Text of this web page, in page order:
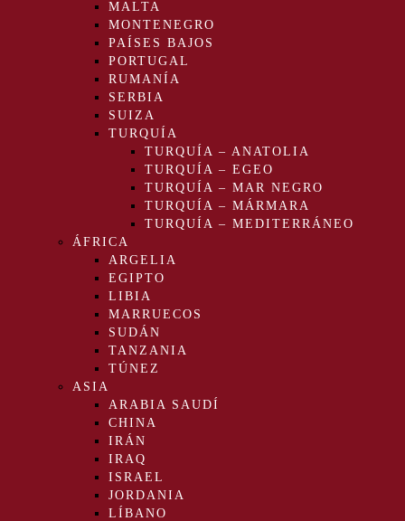
MALTA
MONTENEGRO
PAÍSES BAJOS
PORTUGAL
RUMANÍA
SERBIA
SUIZA
TURQUÍA
TURQUÍA – ANATOLIA
TURQUÍA – EGEO
TURQUÍA – MAR NEGRO
TURQUÍA – MÁRMARA
TURQUÍA – MEDITERRÁNEO
ÁFRICA
ARGELIA
EGIPTO
LIBIA
MARRUECOS
SUDÁN
TANZANIA
TÚNEZ
ASIA
ARABIA SAUDÍ
CHINA
IRÁN
IRAQ
ISRAEL
JORDANIA
LÍBANO